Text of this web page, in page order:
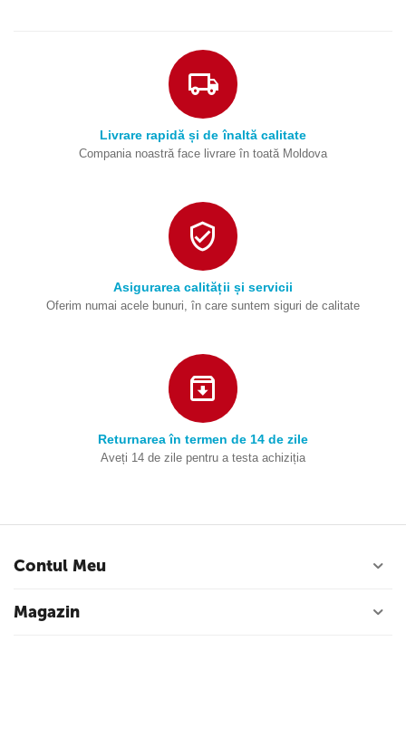
Livrare rapidă și de înaltă calitate
Compania noastră face livrare în toată Moldova
Asigurarea calității și servicii
Oferim numai acele bunuri, în care suntem siguri de calitate
Returnarea în termen de 14 de zile
Aveți 14 de zile pentru a testa achiziția
Contul Meu
Magazin